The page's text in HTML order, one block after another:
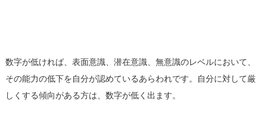
数字が低ければ、表面意識、潜在意識、無意識のレベルにおいて、
その能力の低下を自分が認めているあらわれです。自分に対して厳
しくする傾向がある方は、数字が低く出ます。